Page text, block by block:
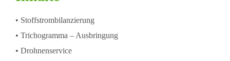
• Stoffstrombilanzierung
• Trichogramma – Ausbringung
• Drohnenservice